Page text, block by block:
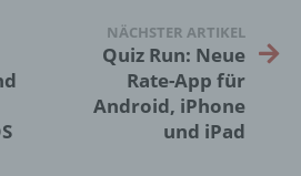
NÄCHSTER ARTIKEL
Quiz Run: Neue
Rate-App für
Android, iPhone
und iPad
natürliche Person beziehen,
um Aspekte
wirtschaftlicher
persönlicher Vorlieben,
Verhalten,
oder Ortswechsel dieser